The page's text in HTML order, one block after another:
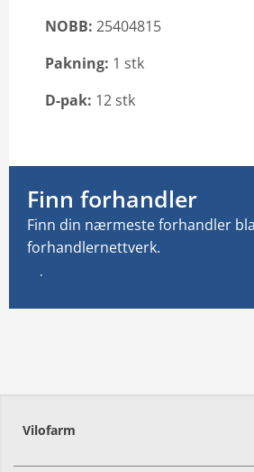
NOBB: 25404815
Pakning: 1 stk
D-pak: 12 stk
Finn forhandler
Finn din nærmeste forhandler
forhandlernettverk.
Finn forhandler
Vilofarm
Karriere
Godt å vite